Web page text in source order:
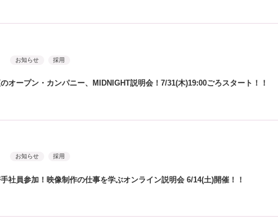
お知らせ 採用
のオープン・カンパニー、MIDNIGHT説明会！7/31(木)19:00ごろスタート！！
お知らせ 採用
手社員参加！映像制作の仕事を学ぶオンライン説明会 6/14(土)開催！！